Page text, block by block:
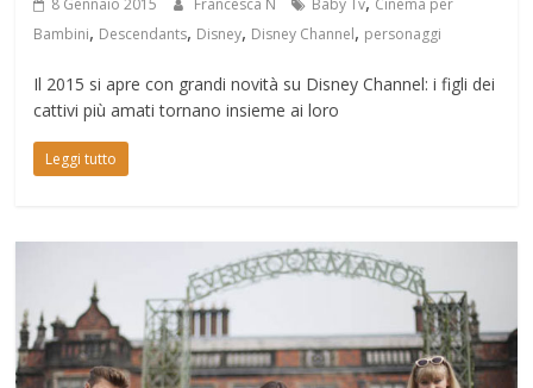
8 Gennaio 2015 Francesca N Baby Tv Cinema per
Bambini, Descendants, Disney, Disney Channel, personaggi
Il 2015 si apre con grandi novità su Disney Channel: i figli dei
cattivi più amati tornano insieme ai loro
Leggi tutto